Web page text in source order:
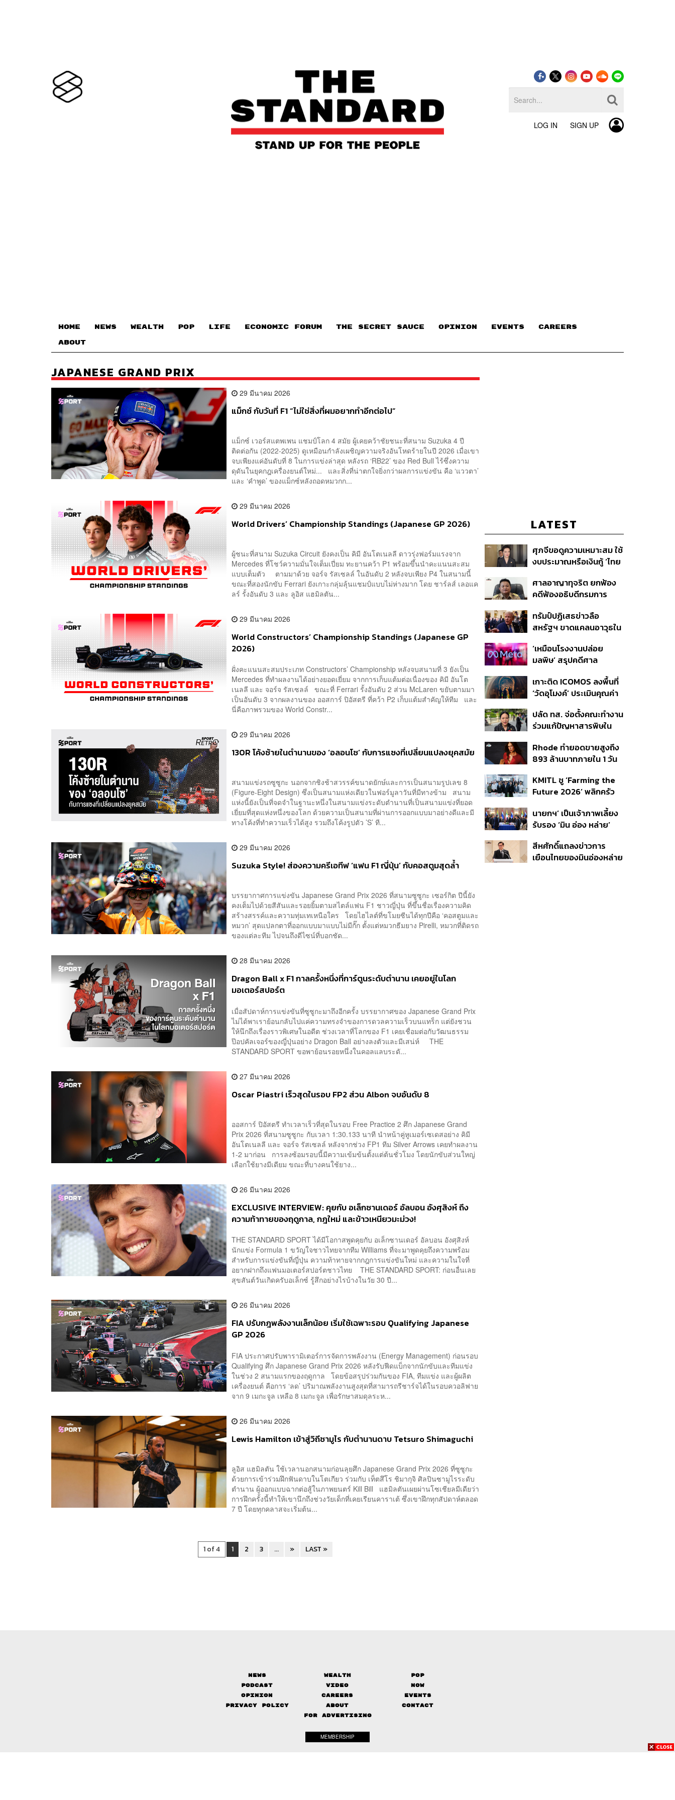
LOG IN SIGN UP
HOME NEWS WEALTH POP LIFE ECONOMIC FORUM THE SECRET SAUCE​ OPINION EVENTS CAREERS
ABOUT
JAPANESE GRAND PRIX
29 มีนาคม 2026
แม็กซ์ กับวันที่ F1 “ไม่ใช่สิ่งที่ผมอยากทำอีกต่อไป”
แม็กซ์ เวอร์สแตพเพน แชมป์โลก 4 สมัย ผู้เคยคว้าชัยชนะที่สนาม Suzuka 4 ปี
ติดต่อกัน (2022-2025) ดูเหมือนกำลังเผชิญความจริงอันโหดร้ายในปี 2026 เมื่อเขา
จบเพียงแค่อันดับที่ 8 ในการแข่งล่าสุด หลังรถ ‘RB22’ ของ Red Bull ไร้ซึ่งความ
ดุดันในยุคกฎเครื่องยนต์ใหม่... และสิ่งที่น่าตกใจยิ่งกว่าผลการแข่งขัน คือ ‘แววตา’
และ ‘คำพูด’ ของแม็กซ์หลังถอดหมวกก...
29 มีนาคม 2026
World Drivers’ Championship Standings (Japanese GP 2026)
ผู้ชนะที่สนาม Suzuka Circuit ยังคงเป็น คิมี อันโตเนลลี ดาวรุ่งฟอร์มแรงจาก
Mercedes ที่โชว์ความมั่นใจเต็มเปี่ยม ทะยานคว้า P1 พร้อมขึ้นนำคะแนนสะสม
แบบเต็มตัว ตามมาด้วย จอร์จ รัสเซลล์ ในอันดับ 2 หลังจบเพียง P4 ในสนามนี้
ขณะที่สองนักขับ Ferrari ยังเกาะกลุ่มลุ้นแชมป์แบบไม่ห่างมาก โดย ชาร์ลส์ เลอแค
ลร์ รั้งอันดับ 3 และ ลูอิส แฮมิลตัน...
29 มีนาคม 2026
World Constructors’ Championship Standings (Japanese GP
2026)
ฝั่งคะแนนสะสมประเภท Constructors’ Championship หลังจบสนามที่ 3 ยังเป็น
Mercedes ที่ทำผลงานได้อย่างยอดเยี่ยม จากการเก็บแต้มต่อเนื่องของ คิมี อันโต
เนลลี และ จอร์จ รัสเซลล์ ขณะที่ Ferrari รั้งอันดับ 2 ส่วน McLaren ขยับตามมา
เป็นอันดับ 3 จากผลงานของ ออสการ์ ปิอัสตรี ที่คว้า P2 เก็บแต้มสำคัญให้ทีม และ
นี่คือภาพรวมของ World Constr...
29 มีนาคม 2026
130R โค้งซ้ายในตำนานของ ‘อลอนโซ’ กับการแซงที่เปลี่ยนแปลงยุคสมัย
สนามแข่งรถซูซูกะ นอกจากชิงช้าสวรรค์ขนาดยักษ์และการเป็นสนามรูปเลข 8
(Figure-Eight Design) ซึ่งเป็นสนามแห่งเดียวในฟอร์มูลาวันที่มีทางข้าม สนาม
แห่งนี้ยังเป็นที่จดจำในฐานะหนึ่งในสนามแข่งระดับตำนานที่เป็นสนามแข่งที่ยอด
เยี่ยมที่สุดแห่งหนึ่งของโลก ด้วยความเป็นสนามที่ผ่านการออกแบบมาอย่างดีและมี
ทางโค้งที่ทำความเร็วได้สูง รวมถึงโค้งรูปตัว ’S’ ที...
29 มีนาคม 2026
Suzuka Style! ส่องความครีเอทีฟ ‘แฟน F1 ญี่ปุ่น’ กับคอสตูมสุดล้ำ
บรรยากาศการแข่งขัน Japanese Grand Prix 2026 ที่สนามซูซูกะ เซอร์กิต ปีนี้ยัง
คงเต็มไปด้วยสีสันและรอยยิ้มตามสไตล์แฟน F1 ชาวญี่ปุ่น ที่ขึ้นชื่อเรื่องความคิด
สร้างสรรค์และความทุ่มเทเหนือใคร โดยไฮไลต์ที่ขโมยซีนได้ทุกปีคือ ‘คอสตูมและ
หมวก’ สุดแปลกตาที่ออกแบบมาแบบไม่มีกั๊ก ตั้งแต่หมวกธีมยาง Pirelli, หมวกที่ติดรถ
ของแต่ละทีม ไปจนถึงดีไซน์ที่บอกชัด...
28 มีนาคม 2026
Dragon Ball x F1 กาลครั้งหนึ่งที่การ์ตูนระดับตำนาน เคยอยู่ในโลก
มอเตอร์สปอร์ต
เมื่อสัปดาห์การแข่งขันที่ซูซูกะมาถึงอีกครั้ง บรรยากาศของ Japanese Grand Prix
ไม่ได้พาเราย้อนกลับไปแค่ความทรงจำของการดวลความเร็วบนแทร็ก แต่ยังชวน
ให้นึกถึงเรื่องราวพิเศษในอดีต ช่วงเวลาที่โลกของ F1 เคยเชื่อมต่อกับวัฒนธรรม
ป๊อปคัลเจอร์ของญี่ปุ่นอย่าง Dragon Ball อย่างลงตัวและมีเสน่ห์ THE
STANDARD SPORT ขอพาย้อนรอยหนึ่งในคอลแลบระดั...
27 มีนาคม 2026
Oscar Piastri เร็วสุดในรอบ FP2 ส่วน Albon จบอันดับ 8
ออสการ์ ปิอัสตรี ทำเวลาเร็วที่สุดในรอบ Free Practice 2 ศึก Japanese Grand
Prix 2026 ที่สนามซูซูกะ กับเวลา 1:30.133 นาที นำหน้าคู่หูเมอร์เซเดสอย่าง คิมี
อันโตเนลลี และ จอร์จ รัสเซลล์ หลังจากช่วง FP1 ทีม Silver Arrows เคยทำผลงาน
1-2 มาก่อน การลงซ้อมรอบนี้มีความเข้มข้นตั้งแต่ต้นชั่วโมง โดยนักขับส่วนใหญ่
เลือกใช้ยางมีเดียม ขณะที่บางคนใช้ยาง...
26 มีนาคม 2026
EXCLUSIVE INTERVIEW: คุยกับ อเล็กซานเดอร์ อัลบอน อังศุสิงห์ ถึง
ความท้าทายของฤดูกาล, กฎใหม่ และข้าวเหนียวมะม่วง!
THE STANDARD SPORT ได้มีโอกาสพูดคุยกับ อเล็กซานเดอร์ อัลบอน อังศุสิงห์
นักแข่ง Formula 1 ขวัญใจชาวไทยจากทีม Williams ที่จะมาพูดคุยถึงความพร้อม
สำหรับการแข่งขันที่ญี่ปุ่น ความท้าทายจากกฎการแข่งขันใหม่ และความในใจที่
อยากฝากถึงแฟนมอเตอร์สปอร์ตชาวไทย THE STANDARD SPORT: ก่อนอื่นเลย
สุขสันต์วันเกิดครับอเล็กซ์ รู้สึกอย่างไรบ้างในวัย 30 ปี...
26 มีนาคม 2026
FIA ปรับกฎพลังงานเล็กน้อย เริ่มใช้เฉพาะรอบ Qualifying Japanese
GP 2026
FIA ประกาศปรับพารามิเตอร์การจัดการพลังงาน (Energy Management) ก่อนรอบ
Qualifying ศึก Japanese Grand Prix 2026 หลังรับฟีดแบ็กจากนักขับและทีมแข่ง
ในช่วง 2 สนามแรกของฤดูกาล โดยข้อสรุปร่วมกันของ FIA, ทีมแข่ง และผู้ผลิต
เครื่องยนต์ คือการ ‘ลด’ ปริมาณพลังงานสูงสุดที่สามารถรีชาร์จได้ในรอบควอลิฟาย
จาก 9 เมกะจูล เหลือ 8 เมกะจูล เพื่อรักษาสมดุลระห...
26 มีนาคม 2026
Lewis Hamilton เข้าสู่วิถีซามูไร กับตำนานดาบ Tetsuro Shimaguchi
ลูอิส แฮมิลตัน ใช้เวลานอกสนามก่อนลุยศึก Japanese Grand Prix 2026 ที่ซูซูกะ
ด้วยการเข้าร่วมฝึกฟันดาบในโตเกียว ร่วมกับ เท็ตสึโร ชิมากุจิ ศิลปินซามูไรระดับ
ตำนาน ผู้ออกแบบฉากต่อสู้ในภาพยนตร์ Kill Bill แฮมิลตันเผยผ่านโซเชียลมีเดียว่า
การฝึกครั้งนี้ทำให้เขานึกถึงช่วงวัยเด็กที่เคยเรียนคาราเต้ ซึ่งเขาฝึกทุกสัปดาห์ตลอด
7 ปี โดยทุกคลาสจะเริ่มต้น...
1 of 4 1 2 3 ... » LAST »
LATEST
ศุภจีขอดูความเหมาะสม ใช้
งบประมาณหรือเงินกู้ ‘ไทย
‘ไทยช่วยไทยพลัส เฟส 2’
ไม่จำเป็นต้องออกพร้อมกัน
ศาลอาญาทุจริต ยกฟ้อง
คดีฟ้องอธิบดีกรมการ
จังหวัดภูเก็ต’ ชอบด้วยขั้น
ตอน
ทรัมป์ปฏิเสธข่าวลือ
สหรัฐฯ ขาดแคลนอาวุธใน
เผยกำลังล่าตัวคนปล่อย
ข่าว
‘เหมือนโรงงานปล่อย
มลพิษ’ สรุปคดีศาล
กระทบสุขภาพจิตเด็ก คุม
เข้ม AI Chatbot
เกาะติด ICOMOS ลงพื้นที่
‘วัดอุโมงค์’ ประเมินคุณค่า
มรดกโลกปี 2570
ปลัด ทส. จ่อตั้งคณะทำงาน
ร่วมแก้ปัญหาสารพิษใน
เมียนมา เล็งเริ่มถกนัดแรก
ส.ค.นี้
Rhode ทำยอดขายสูงถึง
893 ล้านบาทภายใน 1 วัน
ล่าสุด
KMITL ชู ‘Farming the
Future 2026’ พลิกครัว
ด้วย One Health
นายกฯ’ เป็นเจ้าภาพเลี้ยง
รับรอง ‘มิน อ่อง หล่าย’
ร่วมงาน
สีหศักดิ์แถลงข่าวการ
เยือนไทยของมินอ่องหล่าย
News Wealth
Pop
Podcast
Video
Now
Opinion
Careers
Events
Privacy Policy
About
Contact
FOR ADVERTISING
MEMBERSHIP